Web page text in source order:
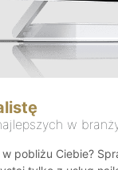
w
pobliżu Ciebie?